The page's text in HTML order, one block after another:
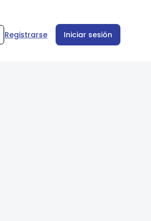
Registrarse Iniciar sesión